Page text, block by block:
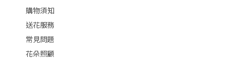
購物須知
送花服務
常見問題
花朵照顧